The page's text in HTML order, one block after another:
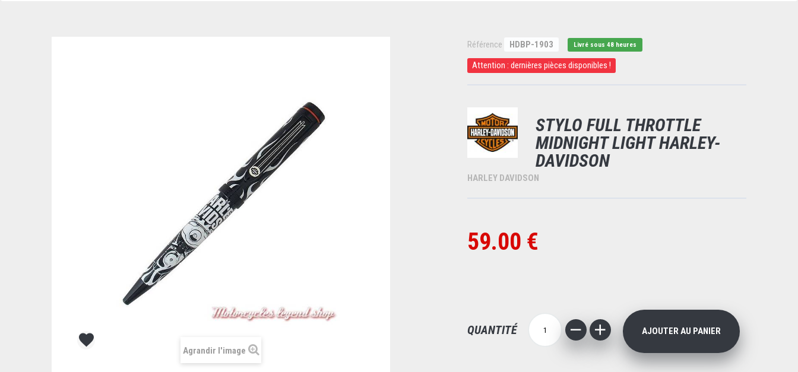
Agrandir l'image
Référence HDBP-1903 Livré sous 48 heures
Attention : dernières pièces disponibles !
STYLO FULL THROTTLE
MIDNIGHT LIGHT HARLEY-
DAVIDSON
HARLEY DAVIDSON
59.00 €
QUANTITÉ AJOUTER AU PANIER